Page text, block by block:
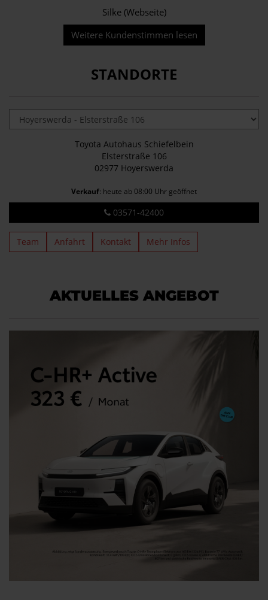
Silke (Webseite)
Weitere Kundenstimmen lesen
STANDORTE
Toyota Autohaus Schiefelbein
Elsterstraße 106
02977 Hoyerswerda
Verkauf: heute ab 08:00 Uhr geöffnet
03571-42400
Team Anfahrt Kontakt Mehr Infos
AKTUELLES ANGEBOT